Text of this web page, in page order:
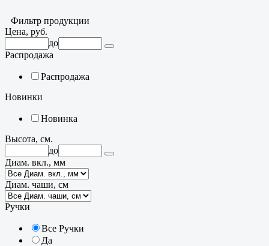
Фильтр продукции
Цена, руб.
до
Распродажа
Распродажа
Новинки
Новинка
Высота, см.
до
Диам. вкл., мм
Диам. чаши, см
Ручки
Все Ручки
Да